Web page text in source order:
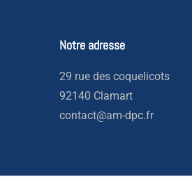
Notre adresse
29 rue des coquelicots
92140 Clamart
contact@am-dpc.fr